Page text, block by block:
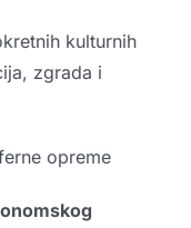
kulturnih
zgrada i
opreme